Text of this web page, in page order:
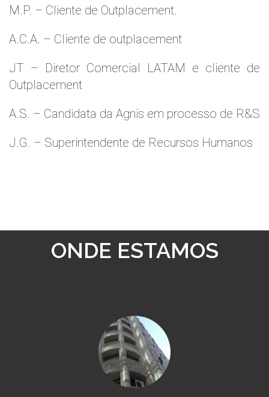
M.P. – Cliente de Outplacement.
A.C.A. – Cliente de outplacement
JT – Diretor Comercial LATAM e cliente de
Outplacement
A.S. – Candidata da Agnis em processo de R&S
J.G. – Superintendente de Recursos Humanos
ONDE ESTAMOS